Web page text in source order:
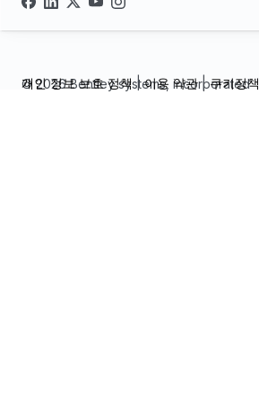
© 2026 Bentley systems, incorporated
개인 정보 보호 정책|이용 약관|쿠키정책